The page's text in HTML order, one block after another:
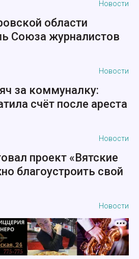
Новости
области
Союза журналистов
Новости
за коммуналку:
счёт после ареста
Новости
проект «Вятские
благоустроить свой
Новости